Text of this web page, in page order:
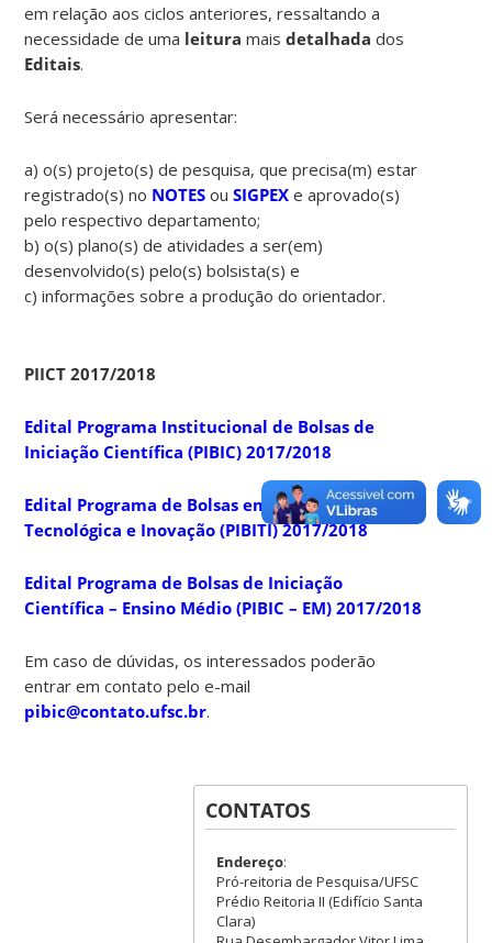
em relação aos ciclos anteriores, ressaltando a
necessidade de uma leitura maisdetalhada dos
Editais.
Será necessário apresentar:
a) o(s) projeto(s) de pesquisa, que precisa(m) estar
registrado(s) no NOTES ouSIGPEX e aprovado(s)
pelo respectivo departamento;
b) o(s) plano(s) de atividades a ser(em)
desenvolvido(s) pelo(s) bolsista(s) e
c) informações sobre a produção do orientador.
PIICT 2017/2018
Edital Programa Institucional de Bolsas de
Iniciação Científica (PIBIC) 2017/2018
Edital Programa de Bolsas em Iniciação
Tecnológica e Inovação (PIBITI) 2017/2018
Edital Programa de Bolsas de Iniciação
Científica – Ensino Médio (PIBIC – EM) 2017/2018
Em caso de dúvidas, os interessados poderão
entrar em contato pelo e-mail
pibic@contato.ufsc.br.
CONTATOS
Endereço:
Pró-reitoria de Pesquisa/UFSC
Prédio Reitoria II (Edifício Santa
Clara)